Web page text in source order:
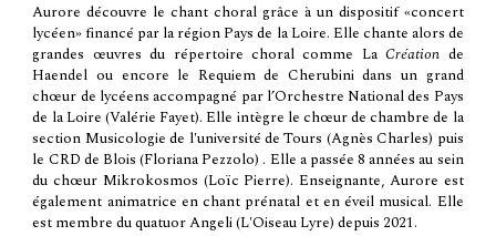
Aurore découvre le chant choral grâce à un dispositif «concert
lycéen» financé par la région Pays de la Loire. Elle chante alors de
grandes œuvres du répertoire choral comme LaCréation de
Haendel ou encore le Requiem de Cherubini dans un grand
chœur de lycéens accompagné par l’Orchestre National des Pays
de la Loire (Valérie Fayet). Elle intègre le chœur de chambre de la
section Musicologie de l'université de Tours (Agnès Charles) puis
le CRD de Blois (Floriana Pezzolo) . Elle a passée 8 années au sein
du chœur Mikrokosmos (Loïc Pierre). Enseignante, Aurore est
également animatrice en chant prénatal et en éveil musical. Elle
est membre du quatuor Angeli(L'Oiseau Lyre) depuis 2021.